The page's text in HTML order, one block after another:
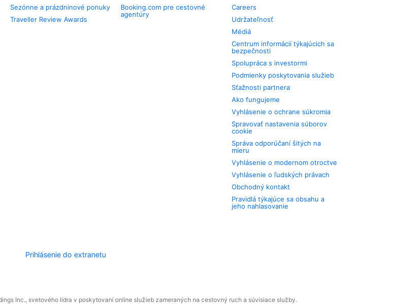
Sezónne a prázdninové ponuky
Traveller Review Awards
Booking.com pre cestovné
agentúry
Careers
Udržateľnosť
Médiá
Centrum informácií týkajúcich sa
bezpečnosti
Spolupráca s investormi
Podmienky poskytovania služieb
Sťažnosti partnera
Ako fungujeme
Vyhlásenie o ochrane súkromia
Spravovať nastavenia súborov
cookie
Správa odporúčaní šitých na
mieru
Vyhlásenie o modernom otroctve
Vyhlásenie o ľudských právach
Obchodný kontakt
Pravidlá týkajúce sa obsahu a
jeho nahlasovanie
Prihlásenie do extranetu
Inc., svetového lídra v poskytovaní online služieb zameraných na cestovný ruch a súvisiace služby.